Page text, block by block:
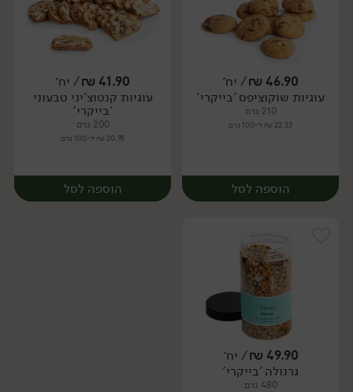
יח׳ יח׳
46.90
₪/ יח׳
עוגיות שוקוציפס 'בייקרי'
210 גרם
22.33 ₪ ל-100 גרם
הוספה לסל
יח׳
41.90
₪/ יח׳
עוגיות קנטוצ'יני טבעוני
'בייקרי'
200 גרם
20.95 ₪ ל-100 גרם
הוספה לסל
49.90
₪/ יח׳
גרנולה 'בייקרי'
480 גרם